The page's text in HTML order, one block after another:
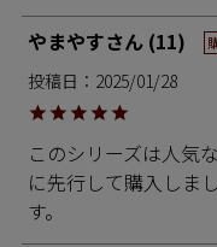
やまやす 11
投稿日 2025/01/28
このシリーズは人気
に先行して購入しま
す。